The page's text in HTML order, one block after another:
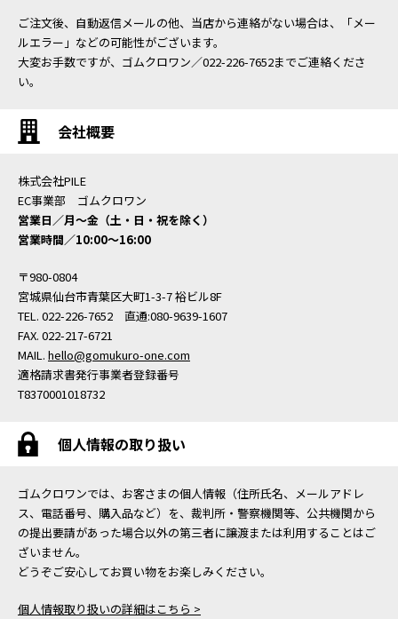
ご注文後、自動返信メールの他、当店から連絡がない場合は、「メー
ルエラー」などの可能性がございます。
大変お手数ですが、ゴムクロワン／022-226-7652までご連絡くださ
い。
会社概要
株式会社PILE
EC事業部 ゴムクロワン
営業日／月〜金（土・日・祝を除く）
営業時間／10:00〜16:00
〒980-0804
宮城県仙台市青葉区大町1-3-7 裕ビル8F
TEL. 022-226-7652 直通:080-9639-1607
FAX. 022-217-6721
MAIL. hello@gomukuro-one.com
適格請求書発行事業者登録番号
T8370001018732
個人情報の取り扱い
ゴムクロワンでは、お客さまの個人情報（住所氏名、メールアドレ
ス、電話番号、購入品など）を、裁判所・警察機関等、公共機関から
の提出要請があった場合以外の第三者に譲渡または利用することはご
ざいません。
どうぞご安心してお買い物をお楽しみください。
個人情報取り扱いの詳細はこちら >